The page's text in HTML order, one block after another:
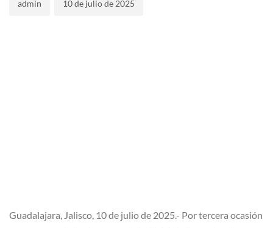
admin 10 de julio de 2025
Guadalajara, Jalisco, 10 de julio de 2025.- Por tercera ocasión